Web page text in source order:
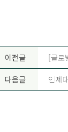
이전글 [글로
다음글 인제